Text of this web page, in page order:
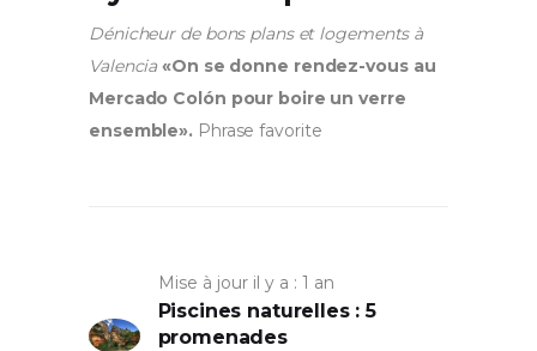
Dénicheur de bons plans et logements à
Valencia «On se donne rendez-vous au
Mercado Colón pour boire un verre
ensemble». Phrase favorite
Mise à jour il y a : 1 an
Piscines naturelles : 5
promenades